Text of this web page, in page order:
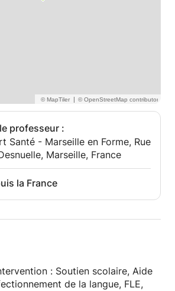
|
professeur :
Santé - Marseille en Forme, Rue
Marseille, France
la France
: Soutien scolaire, Aide
de la langue, FLE,